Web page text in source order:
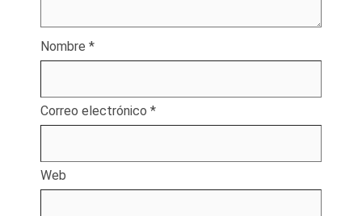
Nombre *
Correo electrónico *
Web